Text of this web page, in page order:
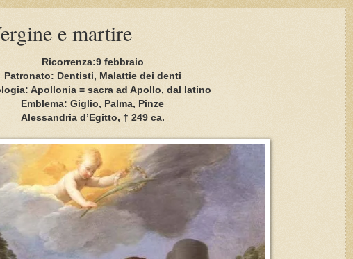
e martire
Ricorrenza:9 febbraio
Patronato: Dentisti, Malattie dei denti
Apollonia = sacra ad Apollo, dal latino
Emblema: Giglio, Palma, Pinze
Alessandria d’Egitto, † 249 ca.